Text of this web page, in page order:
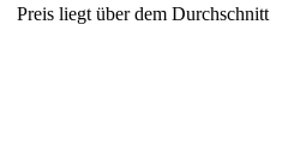
Preis liegt über dem Durchschnitt